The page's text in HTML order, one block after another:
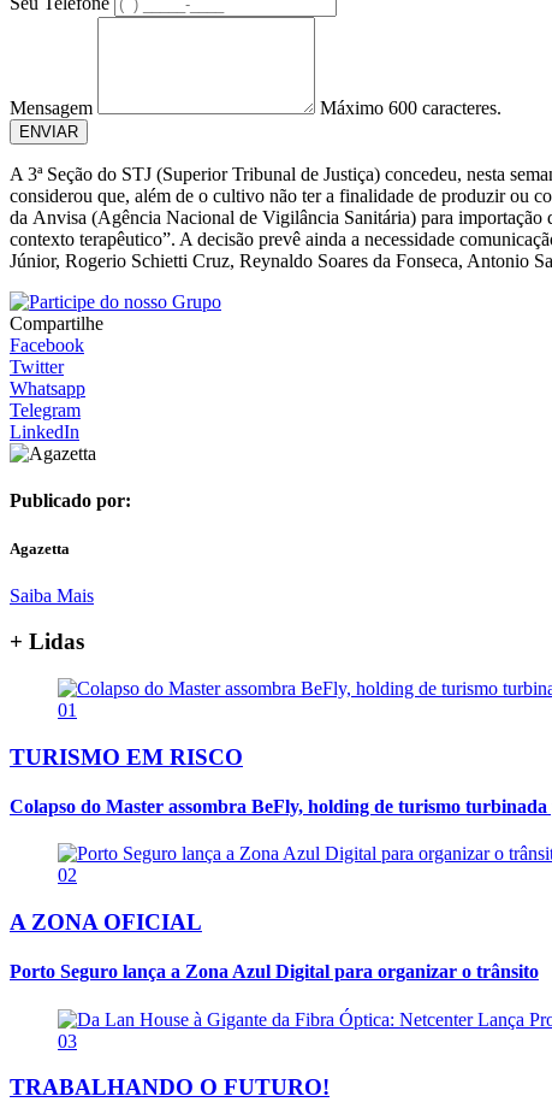
Mensagem Máximo 600 caracteres.
ENVIAR
A 3ª Seção do STJ (Superior Tribunal de Justiça) concedeu, nesta
considerou que, além de o cultivo não ter a finalidade de produzir ou
da Anvisa (Agência Nacional de Vigilância Sanitária) para importação
contexto terapêutico”. A decisão prevê ainda a necessidade
Júnior, Rogerio Schietti Cruz, Reynaldo Soares da Fonseca, Antonio
Compartilhe
Facebook
Twitter
Whatsapp
Telegram
LinkedIn
Publicado por:
Agazetta
Saiba Mais
+ Lidas
01
TURISMO EM RISCO
Colapso do Master assombra BeFly, holding de turismo
02
A ZONA OFICIAL
Porto Seguro lança a Zona Azul Digital para organizar o trânsito
03
TRABALHANDO O FUTURO!